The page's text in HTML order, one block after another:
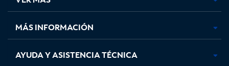
nuevanuevanuevanueva
MÁS INFORMACIÓN
AYUDA Y ASISTENCIA TÉCNICA